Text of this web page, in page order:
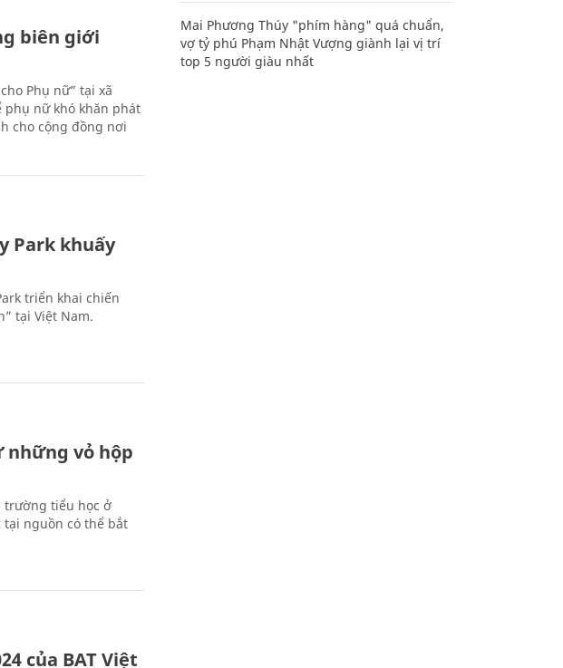
biên giới
Phụ nữ” tại xã
phụ nữ khó khăn phát
cho cộng đồng nơi
Park khuấy
triển khai chiến
tại Việt Nam.
những vỏ hộp
trường tiểu học ở
tại nguồn có thể bắt
của BAT Việt
Mai Phương Thúy "phím hàng" quá chuẩn,
vợ tỷ phú Phạm Nhật Vượng giành lại vị trí
top 5 người giàu nhất